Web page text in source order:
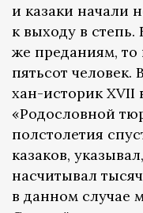
и казаки начали
к выходу в степь.
же преданиям, то
пятьсот
хан-историк XVII
«Родословной
полстолетия
казаков,
насчитывал
в данном случае